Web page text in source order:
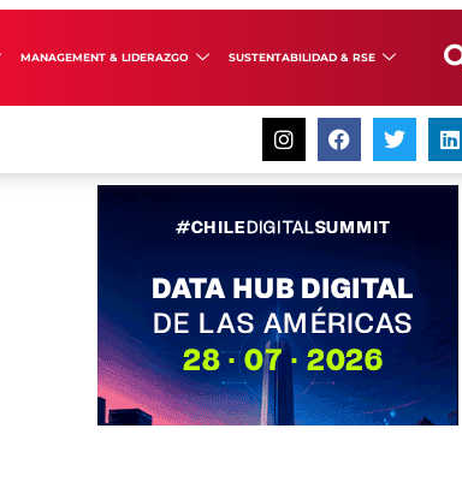
MANAGEMENT & LIDERAZGO SUSTENTABILIDAD & RSE